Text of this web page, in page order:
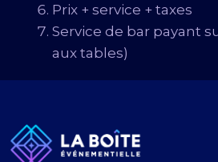
Prix + service + taxes
Service de bar payant
aux tables)